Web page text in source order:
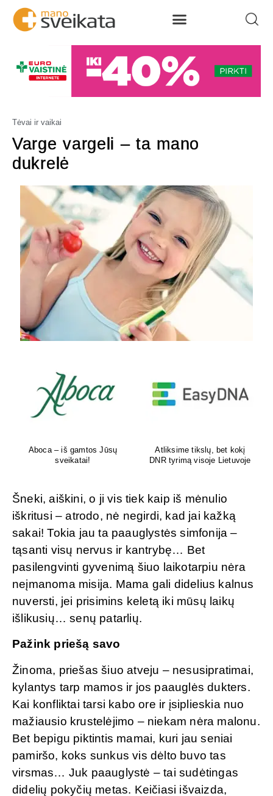
Tėvai ir vaikai
Varge vargeli – ta mano
dukrelė
Aboca – iš gamtos Jūsų
sveikatai!
Atliksime tikslų, bet kokį
DNR tyrimą visoje Lietuvoje
Šneki, aiškini, o ji vis tiek kaip iš mėnulio
iškritusi – atrodo, nė negirdi, kad jai kažką
sakai! Tokia jau ta paauglystės simfonija –
tąsanti visų nervus ir kantrybę… Bet
pasilengvinti gyvenimą šiuo laikotarpiu nėra
neįmanoma misija. Mama gali didelius kalnus
nuversti, jei prisimins keletą iki mūsų laikų
išlikusių… senų patarlių.
Pažink priešą savo
Žinoma, priešas šiuo atveju – nesusipratimai,
kylantys tarp mamos ir jos paauglės dukters.
Kai konfliktai tarsi kabo ore ir įsiplieskia nuo
mažiausio krustelėjimo – niekam nėra malonu.
Bet bepigu piktintis mamai, kuri jau seniai
pamiršo, koks sunkus vis dėlto buvo tas
virsmas… Juk paauglystė – tai sudėtingas
didelių pokyčių metas. Keičiasi išvaizda,